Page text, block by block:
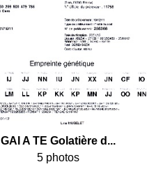
GAI A TE Golatière d...
5 photos